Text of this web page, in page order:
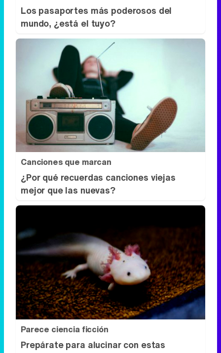
Canciones que marcan
¿Por qué recuerdas canciones viejas
mejor que las nuevas?
Parece ciencia ficción
Prepárate para alucinar con estas
criaturas